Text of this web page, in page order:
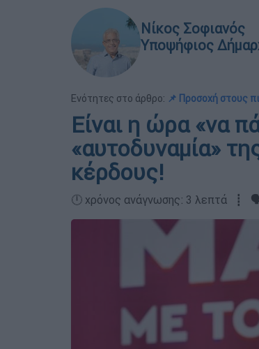
Νίκος Σοφιανός
Υποψήφιος
Ενότητες στο άρθρο: 📌 Προσοχή στους
Είναι η ώρα «να
«αυτοδυναμία»
κέρδους!
🕛 χρόνος ανάγνωσης: 3 λεπτά ┋